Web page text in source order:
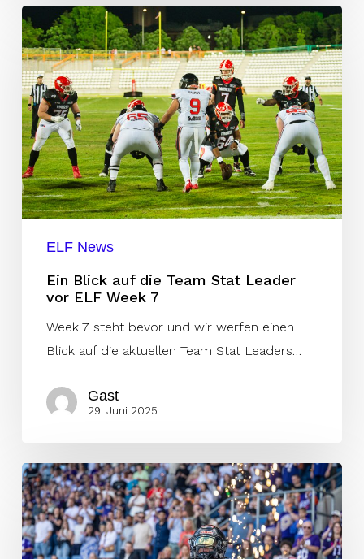
Ein
Blick
auf
die
Team
Stat
Leader
vor
ELF
ELF News
Ein Blick auf die Team Stat Leader
vor ELF Week 7
Week 7 steht bevor und wir werfen einen
Blick auf die aktuellen Team Stat Leaders…
Gast
29. Juni 2025
Veteran-
Linebacker
Sebastian
Gauthier